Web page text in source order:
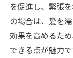
を促進し、緊張
の場合は、髪を
効果を高めるた
できる点が魅力で